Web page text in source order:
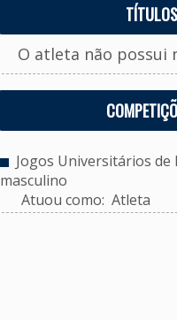
O atleta não possui
Jogos Universitários de
masculino
Atuou como: Atleta